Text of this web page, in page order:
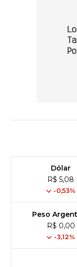
Dólar
R$ 5,08
-0,53%
Peso
R$ 0,00
-3,12%